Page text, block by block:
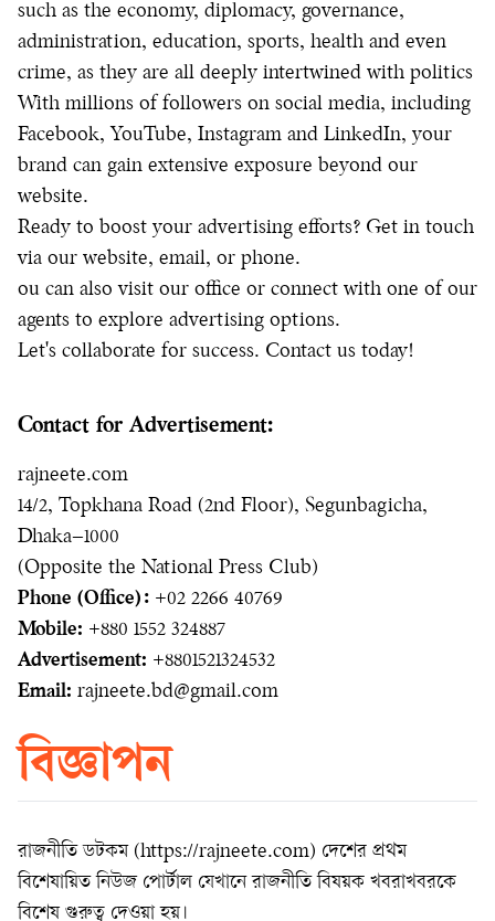
such as the economy, diplomacy, governance,
administration, education, sports, health and even
crime, as they are all deeply intertwined with politics
With millions of followers on social media, including
Facebook, YouTube, Instagram and LinkedIn, your
brand can gain extensive exposure beyond our
website.
Ready to boost your advertising efforts? Get in touch
via our website, email, or phone.
ou can also visit our office or connect with one of our
agents to explore advertising options.
Let's collaborate for success. Contact us today!
Contact for Advertisement:
rajneete.com
14/2, Topkhana Road (2nd Floor), Segunbagicha,
Dhaka–1000
(Opposite the National Press Club)
Phone (Office): +02 2266 40769
Mobile: +880 1552 324887
Advertisement: +8801521324532
Email: rajneete.bd@gmail.com
বিজ্ঞাপন
রাজনীতি ডটকম (https://rajneete.com) দেশের প্রথম
বিশেষায়িত নিউজ পোর্টাল যেখানে রাজনীতি বিষয়ক খবরাখবরকে
বিশেষ গুরুত্ব দেওয়া হয়।